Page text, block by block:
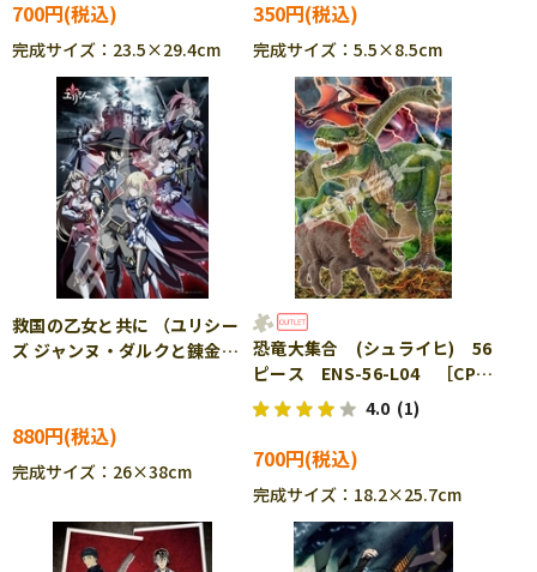
700円
完成サイズ：23.5×29.4cm
350円
完成サイズ：5.5×8.5cm
救国の乙女と共に （ユリシー
ズ ジャンヌ・ダルクと錬金の
880円
完成サイズ：26×38cm
恐竜大集合 (シュライヒ) 56
ピース ENS-56-L04 ［CP-
IT］
4.0 (1)
700円
完成サイズ：18.2×25.7cm